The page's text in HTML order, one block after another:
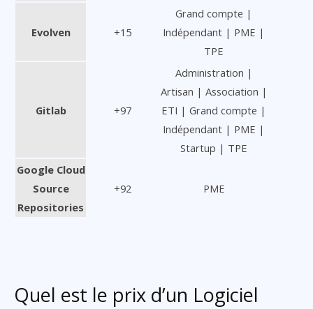
Evolven +15
Grand compte |
Indépendant | PME |
TPE
Gitlab +97
Administration |
Artisan | Association |
ETI | Grand compte |
Indépendant | PME |
Startup | TPE
Google Cloud
Source
Repositories
+92 PME
Quel est le prix d’un Logiciel